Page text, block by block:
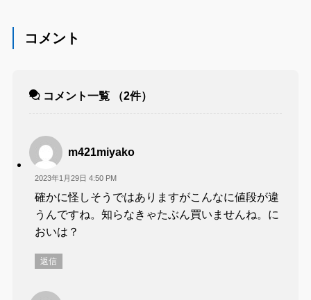
コメント
コメント一覧 （2件）
m421miyako
2023年1月29日 4:50 PM
確かに怪しそうではありますがこんなに値段が違
うんですね。知らなきゃたぶん買いませんね。に
おいは？
返信